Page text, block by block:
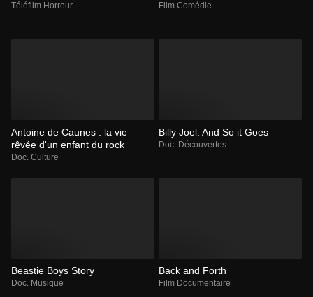
Téléfilm Horreur Film Comédie
Antoine de Caunes : la vie
rêvée d'un enfant du rock
Doc. Culture
Billy Joel: And So it Goes
Doc. Découvertes
Beastie Boys Story
Doc. Musique
Back and Forth
Film Documentaire